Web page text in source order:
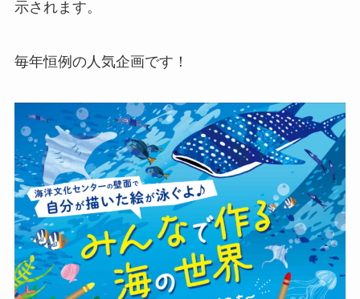
示されます。
毎年恒例の人気企画です！